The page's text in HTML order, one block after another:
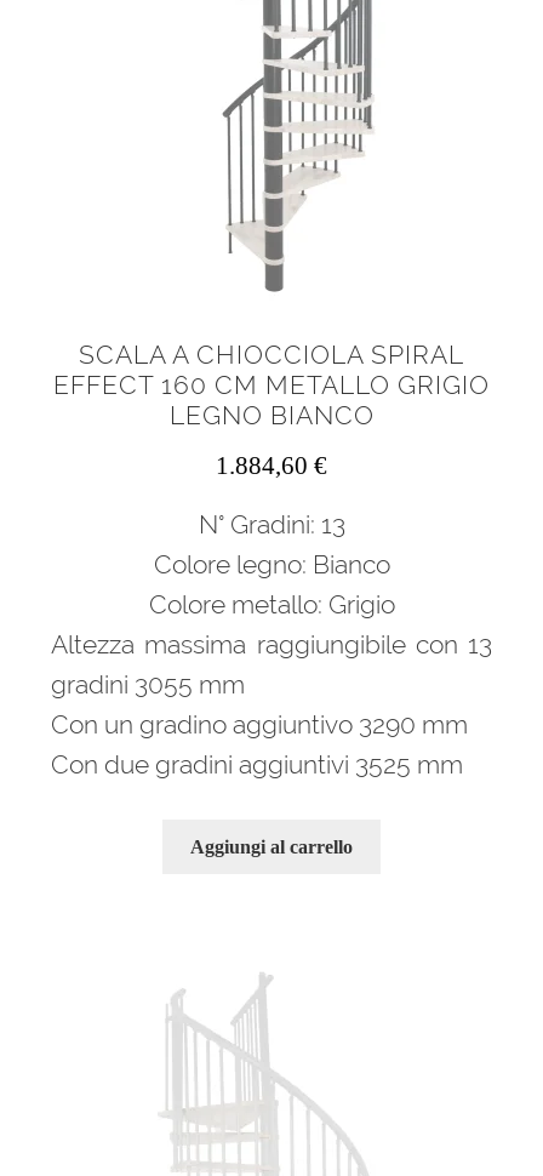
SCALA A CHIOCCIOLA SPIRAL
EFFECT 160 CM METALLO GRIGIO
LEGNO BIANCO
1.884,60 €
N° Gradini: 13
Colore legno: Bianco
Colore metallo: Grigio
Altezza massima raggiungibile con 13
gradini 3055 mm
Con un gradino aggiuntivo 3290 mm
Con due gradini aggiuntivi 3525 mm
Aggiungi al carrello